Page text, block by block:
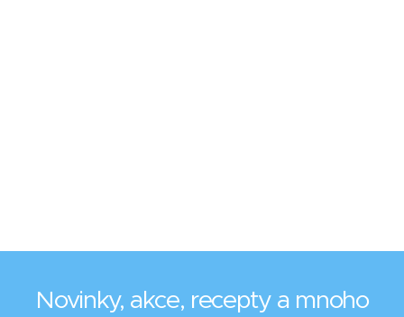
Novinky, akce, recepty a mnoho